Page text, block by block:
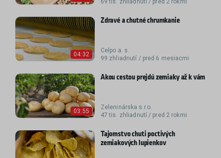
69 tis. zhliadnutí / pred 2 rokmi
04:32
Zdravé a chutné chrumkanie
Celpo a. s.
99 zhliadnutí / pred 6 mesiacmi
03:55
Akou cestou prejdú zemiaky až k vám
Zeleninárska s.r.o.
47 tis. zhliadnutí / pred 2 rokmi
Tajomstvo chuti poctivých
zemiakových lupienkov